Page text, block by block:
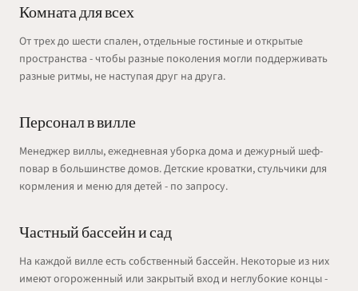
Комната для всех
От трех до шести спален, отдельные гостиные и открытые
пространства - чтобы разные поколения могли поддерживать
разные ритмы, не наступая друг на друга.
Персонал в вилле
Менеджер виллы, ежедневная уборка дома и дежурный шеф-
повар в большинстве домов. Детские кроватки, стульчики для
кормления и меню для детей - по запросу.
Частный бассейн и сад
На каждой вилле есть собственный бассейн. Некоторые из них
имеют огороженный или закрытый вход и неглубокие концы -